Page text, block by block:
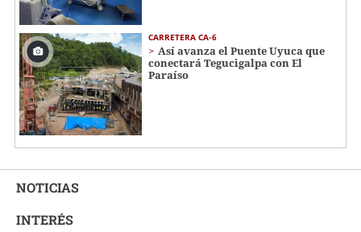
CARRETERA CA-6
Así avanza el Puente Uyuca que
conectará Tegucigalpa con El
Paraíso
NOTICIAS
INTERÉS